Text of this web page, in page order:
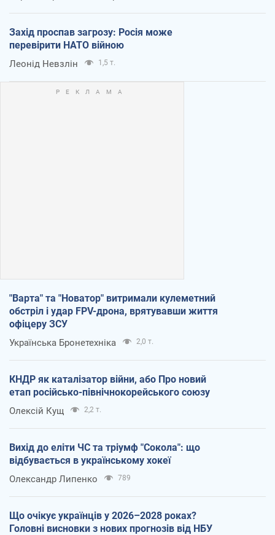
Захід проспав загрозу: Росія може
перевірити НАТО війною
Леонід Невзлін 1,5 т.
"Варта" та "Новатор" витримали кулеметний
обстріл і удар FPV-дрона, врятувавши життя
офіцеру ЗСУ
Українська Бронетехніка 2,0 т.
КНДР як каталізатор війни, або Про новий
етап російсько-північнокорейського союзу
Олексій Кущ 2,2 т.
Вихід до еліти ЧС та тріумф "Сокола": що
відбувається в українському хокеї
Олександр Липенко 789
Що очікує українців у 2026–2028 роках?
Головні висновки з нових прогнозів від НБУ